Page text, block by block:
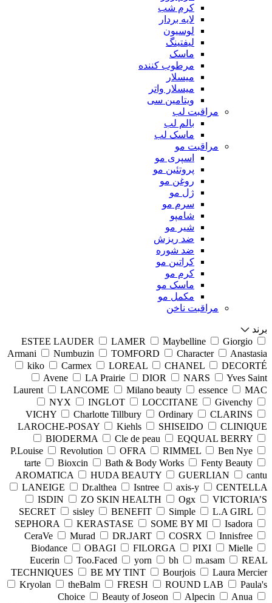
کرم شب
لایه بردار
لوسیون
لیفتینگ
ماسک
مرطوب کننده
میسلار
میسلار واتر
ویتامین سی
مراقبت لب
بالم لب
ماسک لب
مراقبت مو
اسپری مو
پروتئین مو
روغن مو
ژل مو
سرم مو
شامپو
شیر مو
ضد ریزش
ضد شوره
کراتین مو
کرم مو
ماسک مو
مکمل مو
مراقبت ناخن
برند
ESTEE LAUDER
LAMER Maybelline
Giorgio
Armani
Numbuzin TOMFORD Character
Anastasia
kiko
Carmex LOREAL CHANEL
DECORTÉ
Avene
LA Prairie DIOR NARS
Yves Saint
Laurent
LANCOME Milano beauty essence
MAC
NYX
INGLOT LOCCITANE
Givenchy
VICHY
Charlotte Tillbury Ordinary
CLARINS
LAROCHE-POSAY
Kiehls SHISEIDO
CLINIQUE
BIODERMA
Cle de peau
EQQUAL BERRY
P.Louise
Revolution OFRA RIMMEL
Ben Nye
tarte
Bioxcin Bath & Body Works
Fenty Beauty
AROMATICA
HUDA BEAUTY GUERLIAN
cantu
LANEIGE
Dr.althea Isntree axis-y
CENTELLA
ISDIN
ZO SKIN HEALTH Ogx
VICTORIA’S
SECRET
sisley BENEFIT Simple
L.A GIRL
SEPHORA
KERASTASE SOME BY MI
Isadora
CeraVe
Murad DR.JART COSRX
Innisfree
Biodance
OBAGI FILORGA PIXI
Mielle
Eucerin
Too.Faced yorn bh m.asam
REAL
TECHNIQUES
BE MY TINT Bourjois
Laura Mercier
Kryolan
theBalm FRESH ROUND LAB
Paula's
Choice
Beauty of Joseon Alpecin
Anua